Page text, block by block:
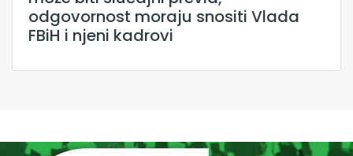
odgovornost moraju snositi Vlada
FBiH i njeni kadrovi